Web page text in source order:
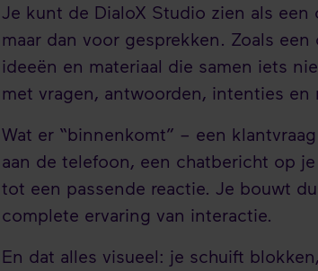
Je kunt de DialoX Studio zien als
maar dan voor gesprekken. Zoals
ideeën en materiaal die samen iets
met vragen, antwoorden, intenties en
Wat er “binnenkomt” – een
aan de telefoon, een chatbericht op
tot een passende reactie. Je bouwt
complete ervaring van interactie.
En dat alles visueel: je schuift